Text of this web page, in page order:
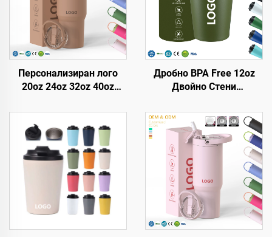
Персонализиран лого
20oz 24oz 32oz 40oz
сламка, преносима
пътуваща чаша от
неръждаема стомана с
вакуумно изолация и
дръжка
Дробно BPA Free 12oz
Двойно Стени
Пътуващи Кафени Чаши
от Неръждаема Стомана
Вакумен Тъмблър С
Персонализирано Лого